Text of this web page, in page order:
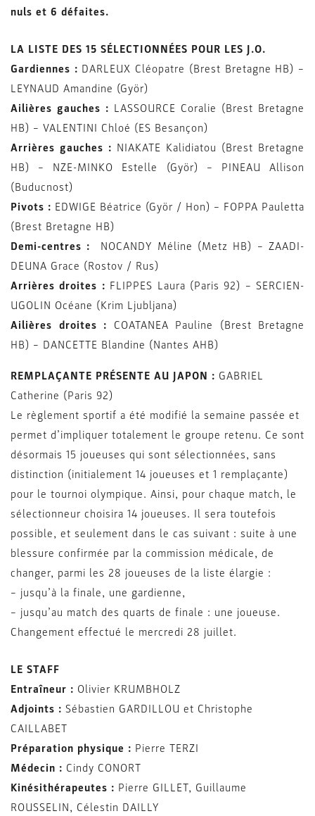
nuls et 6 défaites.
LA LISTE DES 15 SÉLECTIONNÉES POUR LES J.O.
Gardiennes : DARLEUX Cléopatre (Brest Bretagne HB) –
LEYNAUD Amandine (Györ)
Ailières gauches : LASSOURCE Coralie (Brest Bretagne
HB) – VALENTINI Chloé (ES Besançon)
Arrières gauches : NIAKATE Kalidiatou (Brest Bretagne
HB) – NZE-MINKO Estelle (Györ) – PINEAU Allison
(Buducnost)
Pivots : EDWIGE Béatrice (Györ / Hon) – FOPPA Pauletta
(Brest Bretagne HB)
Demi-centres : NOCANDY Méline (Metz HB) – ZAADI-
DEUNA Grace (Rostov / Rus)
Arrières droites : FLIPPES Laura (Paris 92) – SERCIEN-
UGOLIN Océane (Krim Ljubljana)
Ailières droites : COATANEA Pauline (Brest Bretagne
HB) – DANCETTE Blandine (Nantes AHB)
REMPLAÇANTE PRÉSENTE AU JAPON : GABRIEL
Catherine (Paris 92)
Le règlement sportif a été modifié la semaine passée et
permet d’impliquer totalement le groupe retenu. Ce sont
désormais 15 joueuses qui sont sélectionnées, sans
distinction (initialement 14 joueuses et 1 remplaçante)
pour le tournoi olympique. Ainsi, pour chaque match, le
sélectionneur choisira 14 joueuses. Il sera toutefois
possible, et seulement dans le cas suivant : suite à une
blessure confirmée par la commission médicale, de
changer, parmi les 28 joueuses de la liste élargie :
– jusqu’à la finale, une gardienne,
– jusqu’au match des quarts de finale : une joueuse.
Changement effectué le mercredi 28 juillet.
LE STAFF
Entraîneur : Olivier KRUMBHOLZ
Adjoints : Sébastien GARDILLOU et Christophe
CAILLABET
Préparation physique : Pierre TERZI
Médecin : Cindy CONORT
Kinésithérapeutes : Pierre GILLET, Guillaume
ROUSSELIN, Célestin DAILLY